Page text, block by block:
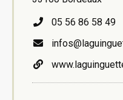
05 56 86 58 49